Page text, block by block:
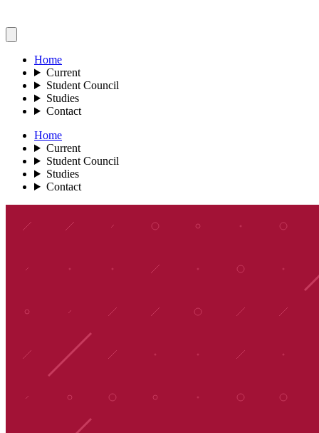
Home
Current
Student Council
Studies
Contact
Home
Current
Student Council
Studies
Contact